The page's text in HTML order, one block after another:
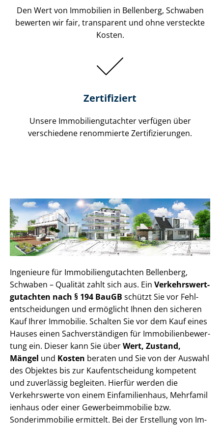
Den Wert von Immobilien in Bellenberg, Schwaben
bewerten wir fair, transparent und ohne versteckte
Kosten.
Zertifiziert
Unsere Immobilien­gutachter verfügen über
verschiedene renommierte Zer­ti­fi­zie­run­gen.
Ingenieure für Im­mo­bi­li­en­gut­ach­ten Bellenberg,
Schwaben – Qualität zahlt sich aus. Ein Ver­kehrs­wert­
gut­ach­ten nach § 194 BauGB schützt Sie vor Fehl­
ent­schei­dun­gen und ermöglicht Ihnen den sicheren
Kauf Ihrer Immobilie. Schalten Sie vor dem Kauf eines
Hauses einen Sach­ver­stän­di­gen für Im­mo­bi­li­en­be­wer­
tung ein. Dieser kann Sie überWert, Zustand,
Mängel und Kosten beraten und Sie von der Auswahl
des Objektes bis zur Kauf­ent­schei­dung kompetent
und zuverlässig begleiten. Hierfür werden die
Verkehrswerte von einem Einfamilienhaus, Mehr­fa­mi­l
i­en­haus oder einer Ge­wer­be­im­mo­bi­lie bzw.
Sonderimmobilie ermittelt. Bei der Erstellung von Im­